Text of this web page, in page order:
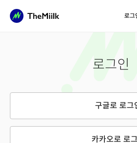
로그
로그인
구글로 로그
카카오로 로